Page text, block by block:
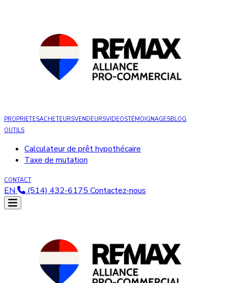
PROPRIETESACHETEURSVENDEURSVIDEOSTÉMOIGNAGESBLOG
OUTILS
Calculateur de prêt hypothécaire
Taxe de mutation
CONTACT
EN (514) 432-6175 Contactez-nous